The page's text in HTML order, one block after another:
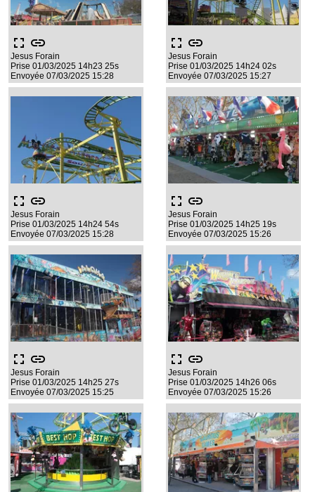
fullscreen link
Jesus Forain
Prise 01/03/2025 14h23 25s
Envoyée 07/03/2025 15:28
fullscreen link
Jesus Forain
Prise 01/03/2025 14h24 02s
Envoyée 07/03/2025 15:27
fullscreen link
Jesus Forain
Prise 01/03/2025 14h24 54s
Envoyée 07/03/2025 15:28
fullscreen link
Jesus Forain
Prise 01/03/2025 14h25 19s
Envoyée 07/03/2025 15:26
fullscreen link
Jesus Forain
Prise 01/03/2025 14h25 27s
Envoyée 07/03/2025 15:25
fullscreen link
Jesus Forain
Prise 01/03/2025 14h26 06s
Envoyée 07/03/2025 15:26